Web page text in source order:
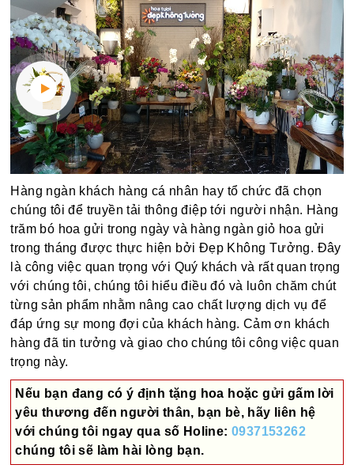
Hàng ngàn khách hàng cá nhân hay tổ chức đã chọn
chúng tôi để truyền tải thông điệp tới người nhận. Hàng
trăm bó hoa gửi trong ngày và hàng ngàn giỏ hoa gửi
trong tháng được thực hiện bởi Đẹp Không Tưởng. Đây
là công việc quan trọng với Quý khách và rất quan trọng
với chúng tôi, chúng tôi hiểu điều đó và luôn chăm chút
từng sản phẩm nhằm nâng cao chất lượng dịch vụ để
đáp ứng sự mong đợi của khách hàng. Cảm ơn khách
hàng đã tin tưởng và giao cho chúng tôi công việc quan
trọng này.
Nếu bạn đang có ý định tặng hoa hoặc gửi gấm lời
yêu thương đến người thân, bạn bè, hãy liên hệ
với chúng tôi ngay qua số Holine:0937153262
chúng tôi sẽ làm hài lòng bạn.